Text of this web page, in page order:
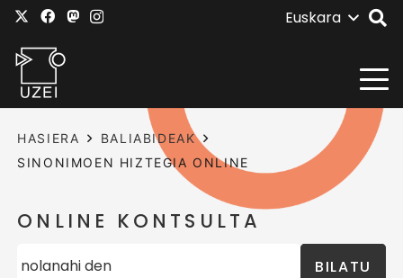
Euskara
HASIERA
BALIABIDEAK
SINONIMOEN HIZTEGIA ONLINE
ONLINE KONTSULTA
BILATU